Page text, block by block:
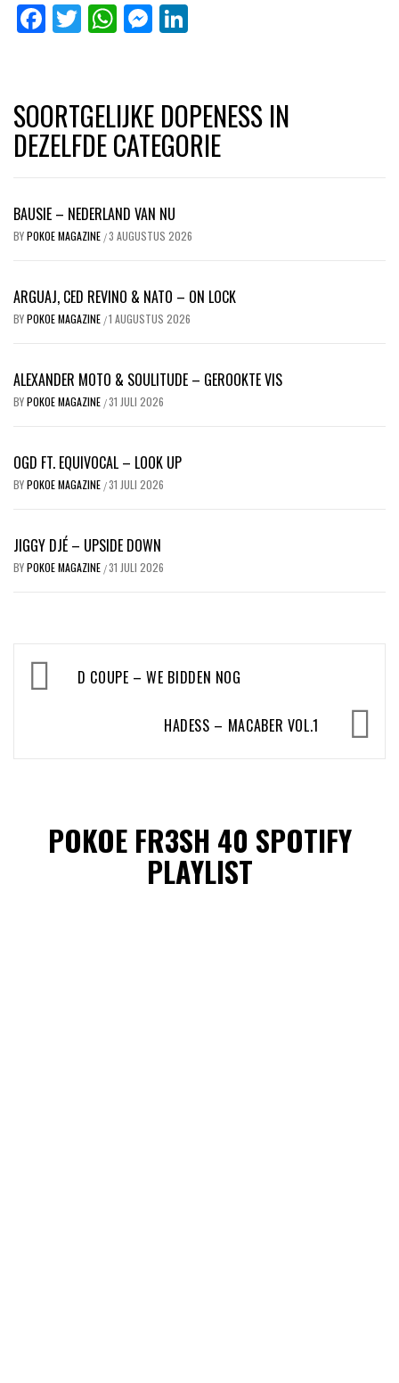
Facebook
Twitter
WhatsApp
Messenger
SOORTGELIJKE DOPENESS IN
DEZELFDE CATEGORIE
BAUSIE – NEDERLAND VAN NU
BYPOKOE MAGAZINE /3 AUGUSTUS 2026
ARGUAJ, CED REVINO & NATO – ON LOCK
BYPOKOE MAGAZINE /1 AUGUSTUS 2026
ALEXANDER MOTO & SOULITUDE – GEROOKTE VIS
BYPOKOE MAGAZINE /31 JULI 2026
OGD FT. EQUIVOCAL – LOOK UP
BYPOKOE MAGAZINE /31 JULI 2026
JIGGY DJÉ – UPSIDE DOWN
BYPOKOE MAGAZINE /31 JULI 2026
Bericht
navigatieD COUPE – WE BIDDEN NOG
HADESS – MACABER VOL.1
POKOE FR3SH 40 SPOTIFY
PLAYLIST